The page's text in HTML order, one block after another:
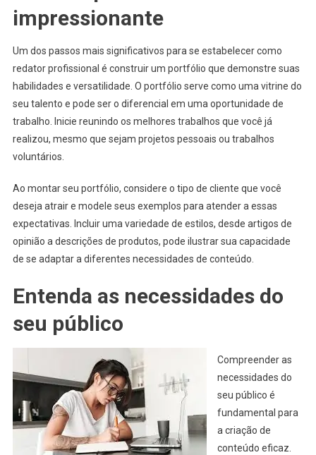
impressionante
Um dos passos mais significativos para se estabelecer como
redator profissional é construir um portfólio que demonstre suas
habilidades e versatilidade. O portfólio serve como uma vitrine do
seu talento e pode ser o diferencial em uma oportunidade de
trabalho. Inicie reunindo os melhores trabalhos que você já
realizou, mesmo que sejam projetos pessoais ou trabalhos
voluntários.
Ao montar seu portfólio, considere o tipo de cliente que você
deseja atrair e modele seus exemplos para atender a essas
expectativas. Incluir uma variedade de estilos, desde artigos de
opinião a descrições de produtos, pode ilustrar sua capacidade
de se adaptar a diferentes necessidades de conteúdo.
Entenda as necessidades do
seu público
Compreender as
necessidades do
seu público é
fundamental para
a criação de
conteúdo eficaz.